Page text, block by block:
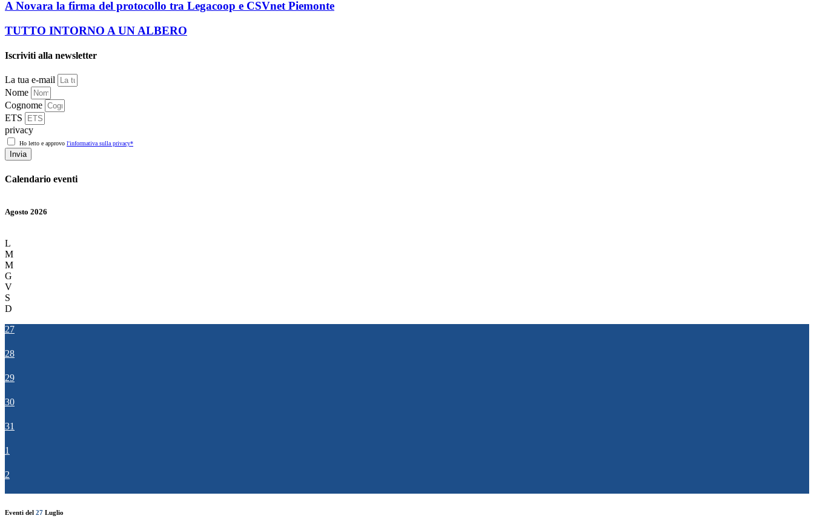
A Novara la firma del protocollo tra Legacoop e CSVnet Piemonte
TUTTO INTORNO A UN ALBERO
Iscriviti alla newsletter
La tua e-mail
Nome
Cognome
ETS
privacy
Ho letto e approvo l'informativa sulla privacy*
Invia
Calendario eventi
Agosto 2026
L
M
M
G
V
S
D
27
28
29
30
31
1
2
Eventi del 27 Luglio